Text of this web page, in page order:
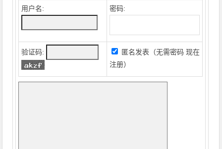
用户名: 密码:
验证码: 匿名发表（无需密码现在
注册）